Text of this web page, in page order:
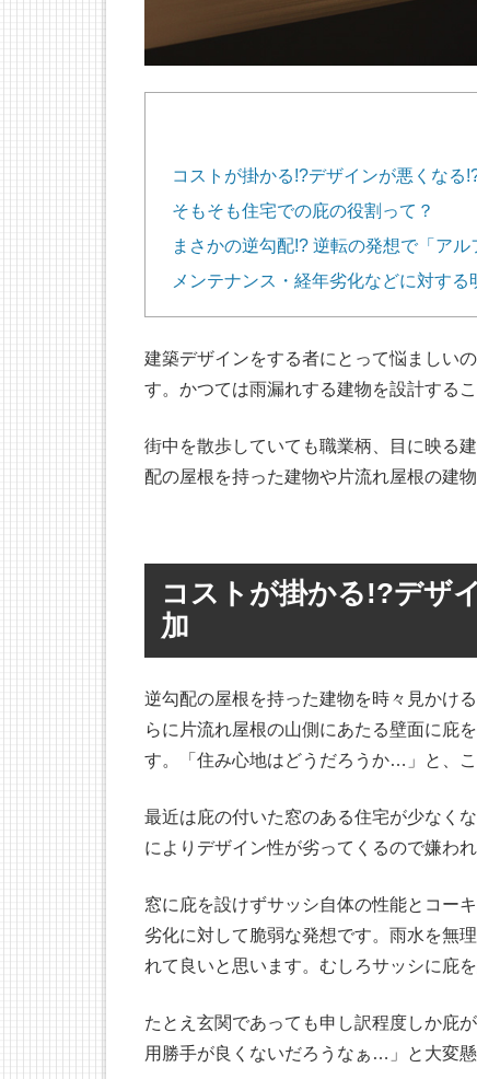
コストが掛かる!?デザインが悪くなる
そもそも住宅での庇の役割って？
まさかの逆勾配!? 逆転の発想で「アル
メンテナンス・経年劣化などに対する
建築デザインをする者にとって悩ましい
す。かつては雨漏れする建物を設計する
街中を散歩していても職業柄、目に映る
配の屋根を持った建物や片流れ屋根の建
コストが掛かる!?デザ
加
逆勾配の屋根を持った建物を時々見かけ
らに片流れ屋根の山側にあたる壁面に庇
す。「住み心地はどうだろうか…」と、
最近は庇の付いた窓のある住宅が少なく
によりデザイン性が劣ってくるので嫌わ
窓に庇を設けずサッシ自体の性能とコー
劣化に対して脆弱な発想です。雨水を無
れて良いと思います。むしろサッシに庇
たとえ玄関であっても申し訳程度しか庇
用勝手が良くないだろうなぁ…」と大変懸